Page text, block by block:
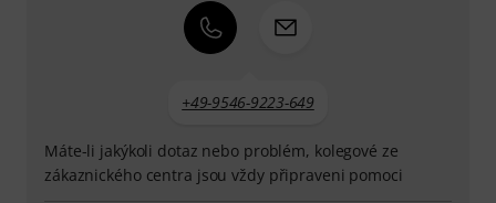
+49-9546-9223-649
Máte-li jakýkoli dotaz nebo problém, kolegové ze
zákaznického centra jsou vždy připraveni pomoci